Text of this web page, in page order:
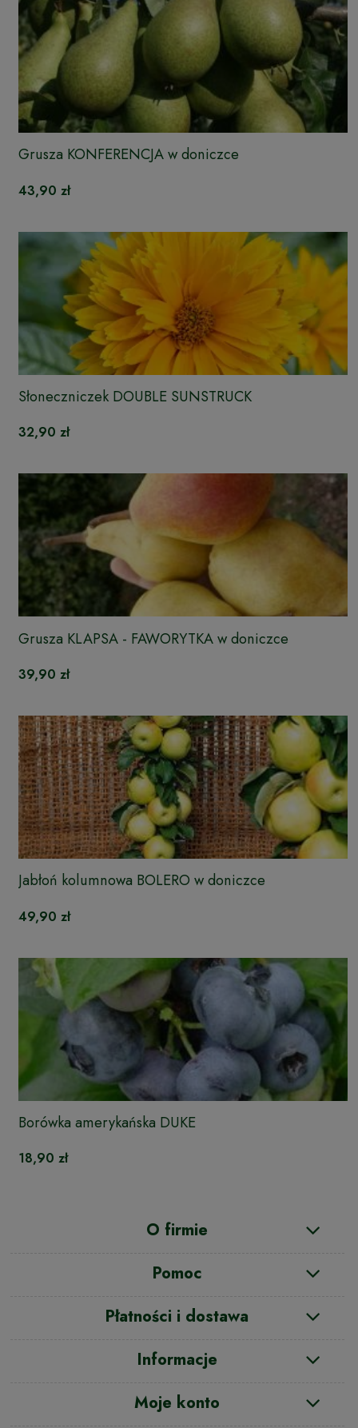
Grusza KONFERENCJA w doniczce
43,90 zł
Słoneczniczek DOUBLE SUNSTRUCK
32,90 zł
Grusza KLAPSA - FAWORYTKA w doniczce
39,90 zł
Jabłoń kolumnowa BOLERO w doniczce
49,90 zł
Borówka amerykańska DUKE
18,90 zł
O firmie
Pomoc
Płatności i dostawa
Informacje
Moje konto